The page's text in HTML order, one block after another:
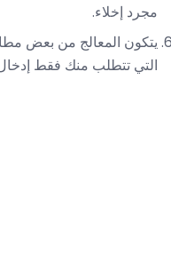
مجرد إخلاء.
يتكون المعالج من بعض
التي تتطلب منك فقط